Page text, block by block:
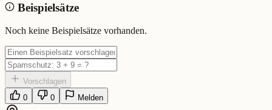
Bedeutung: Von nichts kommt nichts.
Beispiel:Do muss schaffe, vun nix kütt nix.
Eingereicht von: Mundwerk Team
Beispielsätze
Noch keine Beispielsätze vorhanden.
Vorschlagen
0
0 Melden